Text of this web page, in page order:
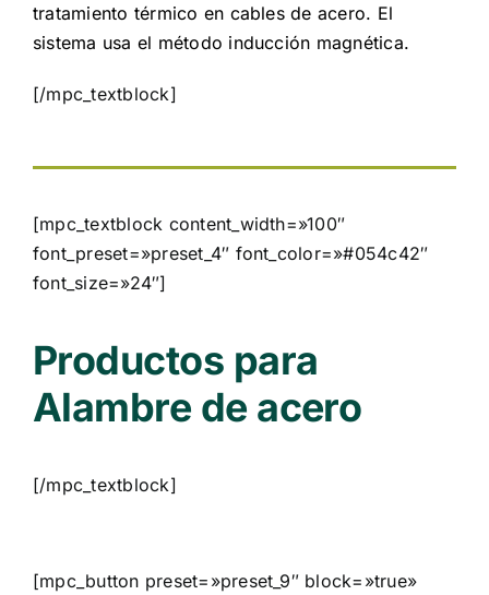
tratamiento térmico en cables de acero. El
sistema usa el método inducción magnética.
[/mpc_textblock]
[mpc_textblock content_width=»100″
font_preset=»preset_4″ font_color=»#054c42″
font_size=»24″]
Productos para
Alambre de acero
[/mpc_textblock]
[mpc_button preset=»preset_9″ block=»true»